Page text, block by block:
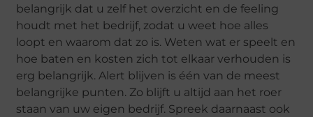
belangrijk dat u zelf het overzicht en de feeling
houdt met het bedrijf, zodat u weet hoe alles
loopt en waarom dat zo is. Weten wat er speelt en
hoe baten en kosten zich tot elkaar verhouden is
erg belangrijk. Alert blijven is één van de meest
belangrijke punten. Zo blijft u altijd aan het roer
staan van uw eigen bedrijf. Spreek daarnaast ook